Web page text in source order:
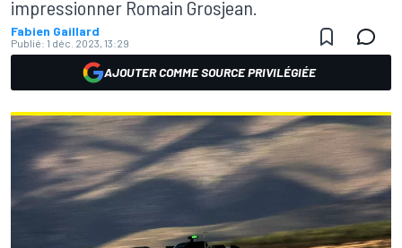
impressionner Romain Grosjean.
Fabien Gaillard
Publié: 1 déc. 2023, 13:29
AJOUTER COMME SOURCE PRIVILÉGIÉE